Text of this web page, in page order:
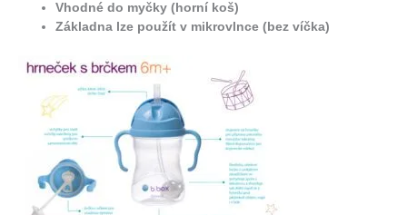
Vhodné do myčky (horní koš)
Základna lze použít v mikrovlnce (bez víčka)